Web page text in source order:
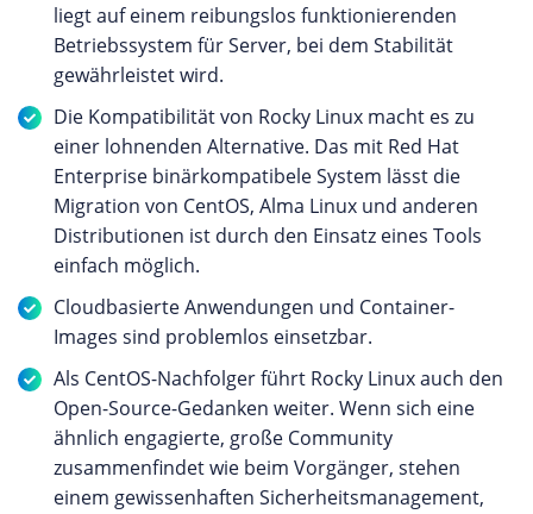
liegt auf einem reibungslos funktionierenden
Betriebssystem für Server, bei dem Stabilität
gewährleistet wird.
Die Kompatibilität von Rocky Linux macht es zu
einer lohnenden Alternative. Das mit Red Hat
Enterprise binärkompatibele System lässt die
Migration von CentOS, Alma Linux und anderen
Distributionen ist durch den Einsatz eines Tools
einfach möglich.
Cloudbasierte Anwendungen und Container-
Images sind problemlos einsetzbar.
Als CentOS-Nachfolger führt Rocky Linux auch den
Open-Source-Gedanken weiter. Wenn sich eine
ähnlich engagierte, große Community
zusammenfindet wie beim Vorgänger, stehen
einem gewissenhaften Sicherheitsmanagement,